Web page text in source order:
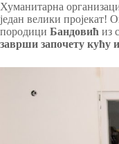
Хуманитарна
један велики пројекат!
породици Бандовић из
заврши започету кућу